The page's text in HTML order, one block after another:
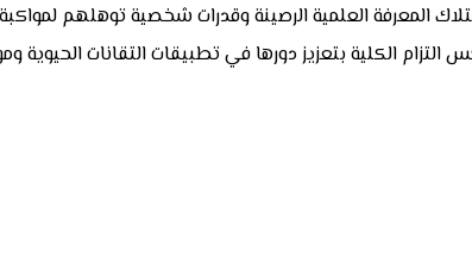
المعرفة العلمية الرصينة وقدرات شخصية توهلهم
الكلية بتعزيز دورها في تطبيقات التقانات الحيوية